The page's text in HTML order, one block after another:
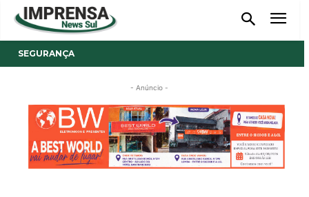
SEGURANÇA
- Anúncio -